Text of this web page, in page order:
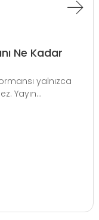
Ne Kadar
yalnızca
Yayın...